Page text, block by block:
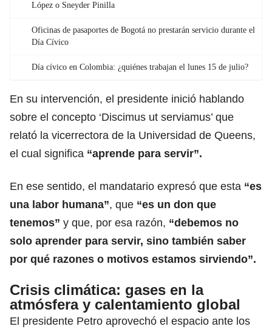
López o Sneyder Pinilla
Oficinas de pasaportes de Bogotá no prestarán servicio durante el
Día Cívico
Día cívico en Colombia: ¿quiénes trabajan el lunes 15 de julio?
En su intervención, el presidente inició hablando
sobre el concepto ‘Discimus ut serviamus’ que
relató la vicerrectora de la Universidad de Queens,
el cual significa “aprende para servir”.
En ese sentido, el mandatario expresó que esta “es
una labor humana”, que “es un don que
tenemos” y que, por esa razón, “debemos no
solo aprender para servir, sino también saber
por qué razones o motivos estamos sirviendo”.
Crisis climática: gases en la
atmósfera y calentamiento global
El presidente Petro aprovechó el espacio ante los